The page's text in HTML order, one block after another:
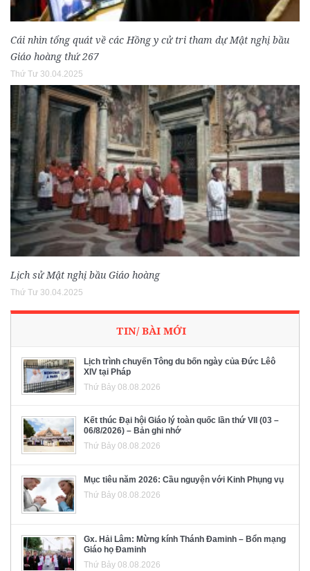
Cái nhìn tổng quát về các Hồng y cử tri tham dự Mật nghị bầu
Giáo hoàng thứ 267
Thứ Tư 30.04.2025
Lịch sử Mật nghị bầu Giáo hoàng
Thứ Tư 30.04.2025
TIN/ BÀI MỚI
Lịch trình chuyến Tông du bốn ngày của Đức Lêô
XIV tại Pháp
Thứ Bảy 08.08.2026
Kết thúc Đại hội Giáo lý toàn quốc lần thứ VII (03 –
06/8/2026) – Bản ghi nhớ
Thứ Bảy 08.08.2026
Mục tiêu năm 2026: Cầu nguyện với Kinh Phụng vụ
Thứ Bảy 08.08.2026
Gx. Hải Lâm: Mừng kính Thánh Đaminh – Bổn mạng
Giáo họ Đaminh
Thứ Bảy 08.08.2026